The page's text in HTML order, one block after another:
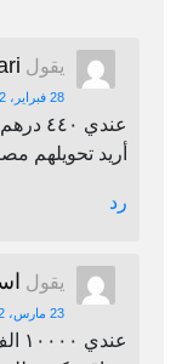
يقول
28 فبراير، 2022 الساعة 12:23 ص
عندي ٤٤٠ درهم مغربي
أريد تحويلهم
رد
يقول
23 مارس، 2022 الساعة 11:17 ص